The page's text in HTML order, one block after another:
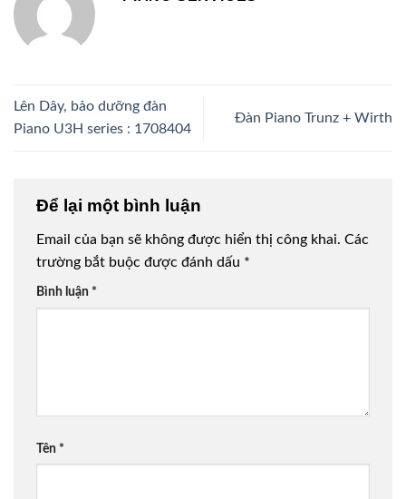
Lên Dây, bảo dưỡng đàn
Piano U3H series : 1708404
Đàn Piano Trunz + Wirth
Để lại một bình luận
Email của bạn sẽ không được hiển thị công khai. Các
trường bắt buộc được đánh dấu *
Bình luận *
Tên *